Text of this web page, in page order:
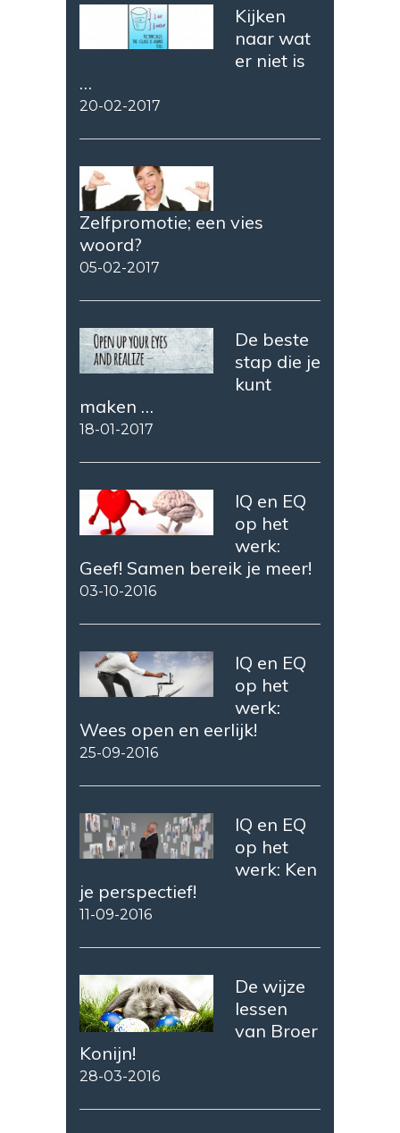
Kijken
naar wat
er niet is
…
20-02-2017
Zelfpromotie; een vies
woord?
05-02-2017
De beste
stap die je
kunt
maken …
18-01-2017
IQ en EQ
op het
werk:
Geef! Samen bereik je meer!
03-10-2016
IQ en EQ
op het
werk:
Wees open en eerlijk!
25-09-2016
IQ en EQ
op het
werk: Ken
je perspectief!
11-09-2016
De wijze
lessen
van Broer
Konijn!
28-03-2016